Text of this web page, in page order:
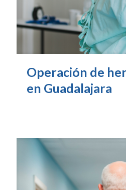
Operación de
en Guadalajara